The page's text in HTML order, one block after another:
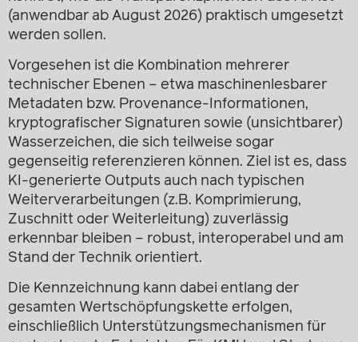
(anwendbar ab August 2026) praktisch umgesetzt
werden sollen.
Vorgesehen ist die Kombination mehrerer
technischer Ebenen – etwa maschinenlesbarer
Metadaten bzw. Provenance-Informationen,
kryptografischer Signaturen sowie (unsichtbarer)
Wasserzeichen, die sich teilweise sogar
gegenseitig referenzieren können. Ziel ist es, dass
KI-generierte Outputs auch nach typischen
Weiterverarbeitungen (z.B. Komprimierung,
Zuschnitt oder Weiterleitung) zuverlässig
erkennbar bleiben – robust, interoperabel und am
Stand der Technik orientiert.
Die Kennzeichnung kann dabei entlang der
gesamten Wertschöpfungskette erfolgen,
einschließlich Unterstützungsmechanismen für